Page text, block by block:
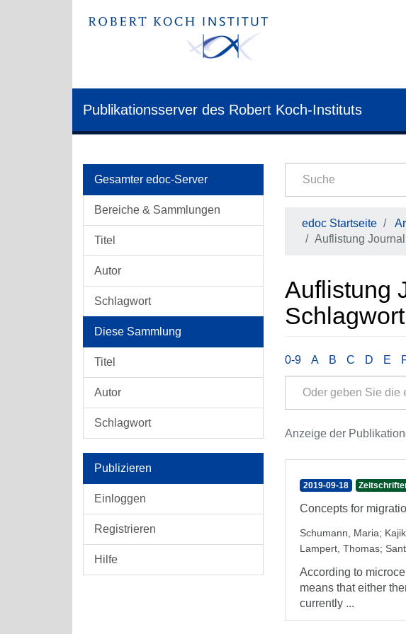
Publikationsserver des Robert Koch-Instituts
Gesamter edoc-Server
Bereiche & Sammlungen
Titel
Autor
Schlagwort
Diese Sammlung
Titel
Autor
Schlagwort
Publizieren
Einloggen
Registrieren
Hilfe
edoc Startseite
Auflistung
Auflistung
0-9 A B C D E
Anzeige der
2019-09-18
Concepts for
Schumann, Maria;
Lampert, Thomas;
According to
means that either
currently ...